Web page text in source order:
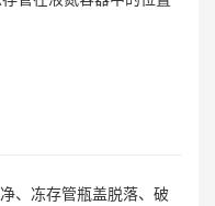
、冻存管瓶盖脱落、破